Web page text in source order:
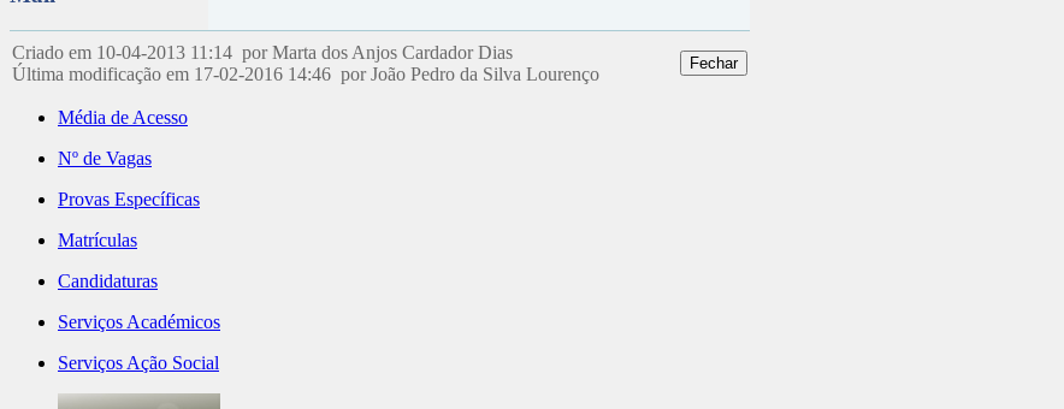
Criado em 10-04-2013 11:14 por Marta dos Anjos Cardador Dias
Última modificação em 17-02-2016 14:46 por João Pedro da Silva Lourenço
Média de Acesso
Nº de Vagas
Provas Específicas
Matrículas
Candidaturas
Serviços Académicos
Serviços Ação Social